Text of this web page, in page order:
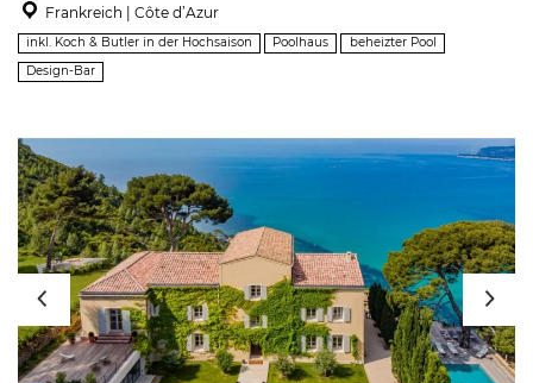
Frankreich | Côte d’Azur
inkl. Koch & Butler in der Hochsaison Poolhaus
beheizter Pool
Design-Bar